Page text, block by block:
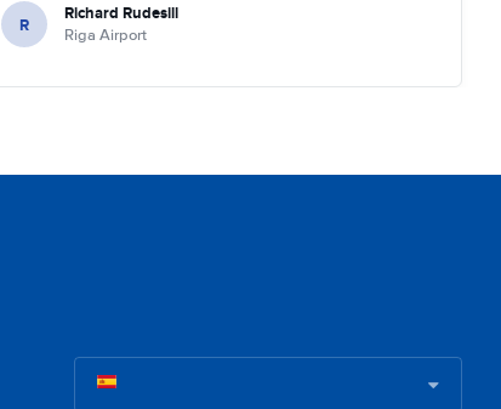
R Richard Rudesill
Riga Airport